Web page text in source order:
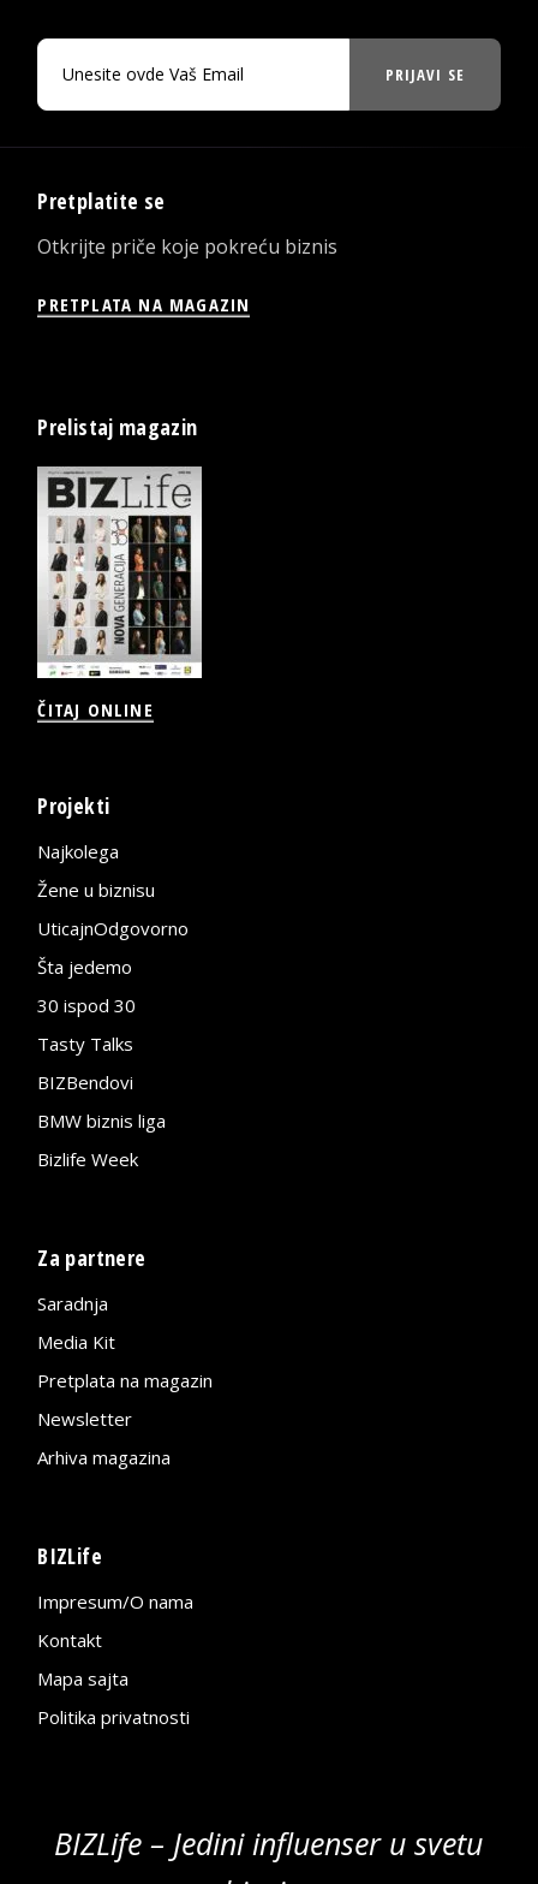
PRIJAVI SE
Pretplatite se
Otkrijte priče koje pokreću biznis
PRETPLATA NA MAGAZIN
Prelistaj magazin
ČITAJ ONLINE
Projekti
Najkolega
Žene u biznisu
UticajnOdgovorno
Šta jedemo
30 ispod 30
Tasty Talks
BIZBendovi
BMW biznis liga
Bizlife Week
Za partnere
Saradnja
Media Kit
Pretplata na magazin
Newsletter
Arhiva magazina
BIZLife
Impresum/O nama
Kontakt
Mapa sajta
Politika privatnosti
BIZLife – Jedini influenser u svetu